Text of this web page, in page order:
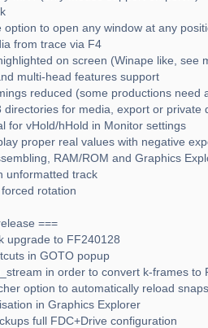
option to open any window at any
from trace via F4
on screen (Winape like, see
multi-head features support
reduced (some productions need
directories for media, export or private
for vHold/hHold in Monitor settings
proper real values with negative
RAM/ROM and Graphics
unformatted track
rotation
===
upgrade to FF240128
in GOTO popup
in order to convert k-frames to
option to automatically reload
in Graphics Explorer
full FDC+Drive configuration